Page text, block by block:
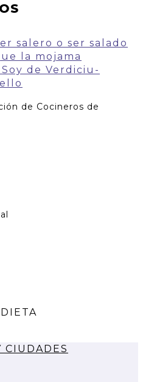
salero o ser salado
la mojama
de Verdiciu-
de Cocineros de
CIUDADES